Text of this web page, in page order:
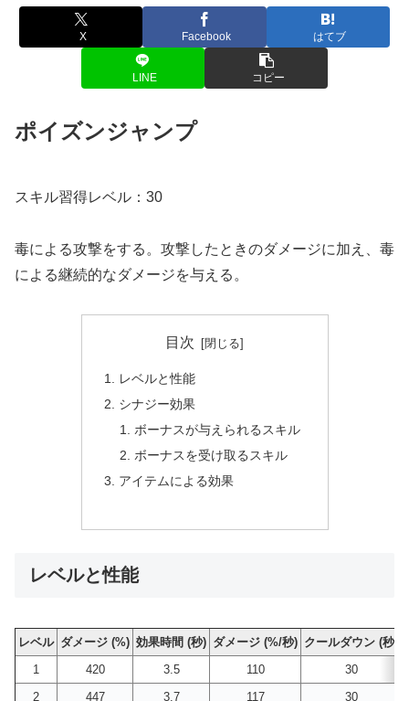
X Facebook はてブ
LINE コピー
ポイズンジャンプ
スキル習得レベル：30
毒による攻撃をする。攻撃したときのダメージに加え、毒
による継続的なダメージを与える。
目次
レベルと性能
シナジー効果
ボーナスが与えられるスキル
ボーナスを受け取るスキル
アイテムによる効果
レベルと性能
レベル ダメージ (%) 効果時間 (秒) ダメージ (%/秒) クールダウン (秒)
1
420 3.5 110
30
2
447 3.7 117 30